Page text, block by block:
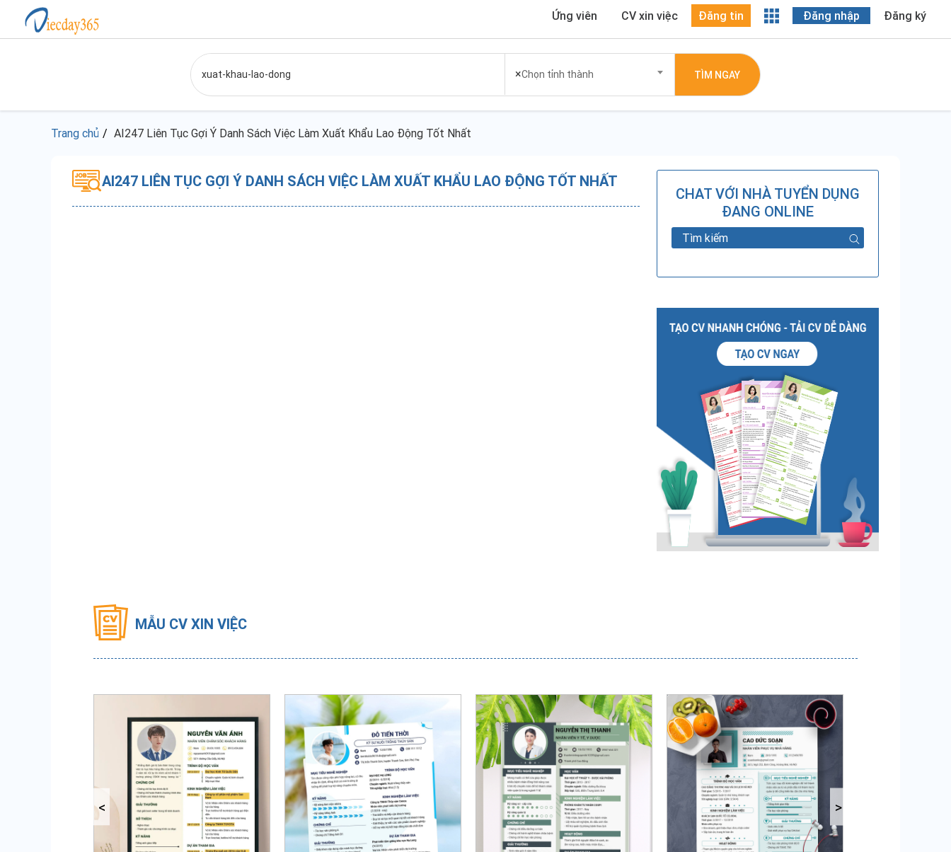
Ứng viên CV xin việc Đăng tin Đăng nhập Đăng ký
×Chọn tỉnh thành TÌM NGAY
Trang chủ AI247 Liên Tục Gợi Ý Danh Sách Việc Làm Xuất Khẩu Lao Động Tốt Nhất
AI247 LIÊN TỤC GỢI Ý DANH SÁCH VIỆC LÀM XUẤT KHẨU LAO ĐỘNG TỐT NHẤT
CHAT VỚI NHÀ TUYỂN DỤNG
ĐANG ONLINE
MẪU CV XIN VIỆC